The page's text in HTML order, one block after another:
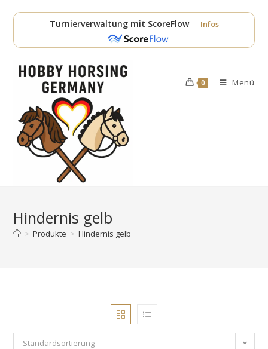
Inhalt
Turnierverwaltung mit ScoreFlow Infos
0 Menü
Hindernis gelb
> Produkte > Hindernis gelb
Standardsortierung